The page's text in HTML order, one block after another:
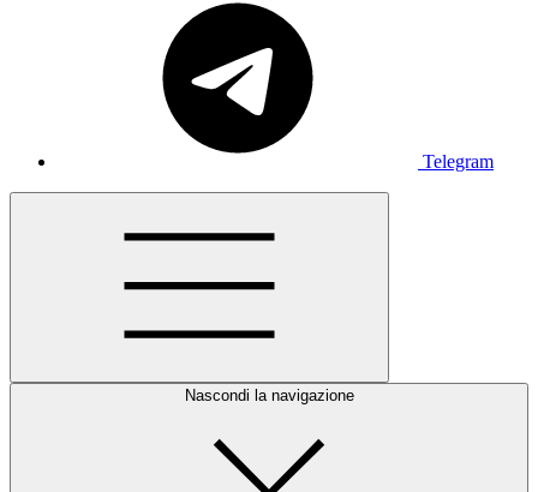
Telegram
Nascondi la navigazione